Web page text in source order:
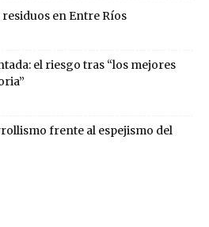
en Entre Ríos
el riesgo tras “los mejores
frente al espejismo del